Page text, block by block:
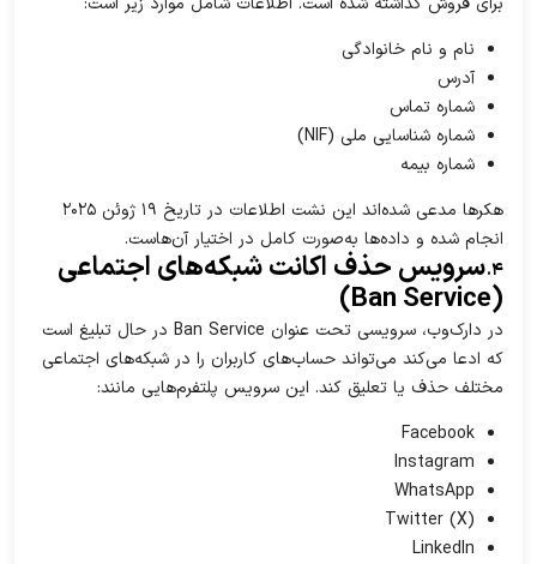
نام و نام خانوادگی
آدرس
شماره تماس
شماره شناسایی ملی (NIF)
شماره بیمه
هکرها مدعی شده‌اند این نشت اطلاعات در تاریخ ۱۹ ژوئن ۲۰۲۵
انجام شده و داده‌ها به‌صورت کامل در اختیار آن‌هاست.
۴. سرویس حذف اکانت شبکه‌های اجتماعی
(Ban Service)
در دارک‌وب، سرویسی تحت عنوان Ban Service در حال تبلیغ است
که ادعا می‌کند می‌تواند حساب‌های کاربران را در شبکه‌های اجتماعی
مختلف حذف یا تعلیق کند. این سرویس پلتفرم‌هایی مانند:
Facebook
Instagram
WhatsApp
Twitter (X)
LinkedIn